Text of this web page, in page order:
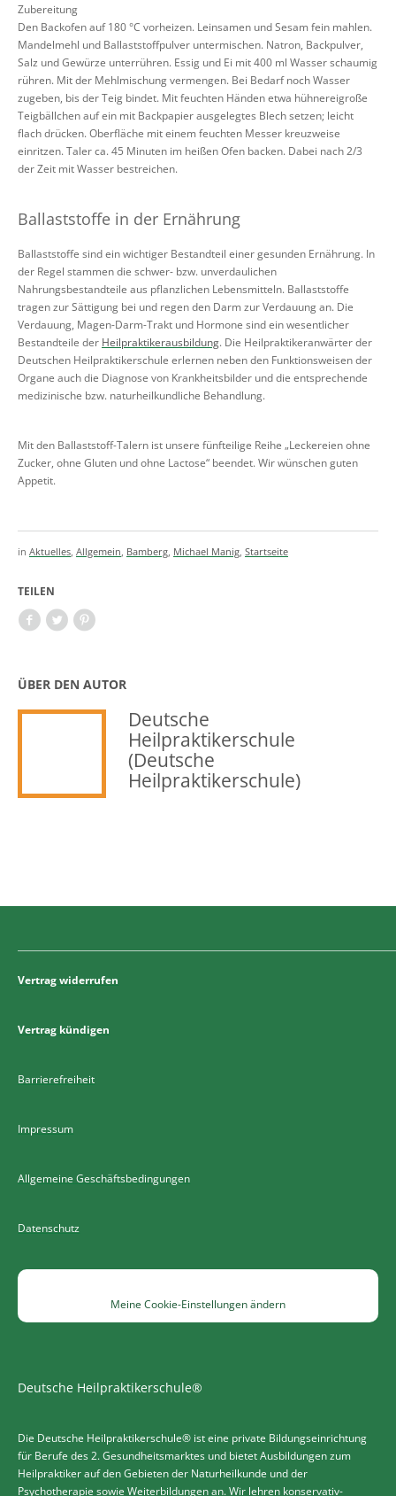
Zubereitung
Den Backofen auf 180 °C vorheizen. Leinsamen und Sesam fein mahlen.
Mandelmehl und Ballaststoffpulver untermischen. Natron, Backpulver,
Salz und Gewürze unterrühren. Essig und Ei mit 400 ml Wasser schaumig
rühren. Mit der Mehlmischung vermengen. Bei Bedarf noch Wasser
zugeben, bis der Teig bindet. Mit feuchten Händen etwa hühnereigroße
Teigbällchen auf ein mit Backpapier ausgelegtes Blech setzen; leicht
flach drücken. Oberfläche mit einem feuchten Messer kreuzweise
einritzen. Taler ca. 45 Minuten im heißen Ofen backen. Dabei nach 2/3
der Zeit mit Wasser bestreichen.
Ballaststoffe in der Ernährung
Ballaststoffe sind ein wichtiger Bestandteil einer gesunden Ernährung. In
der Regel stammen die schwer- bzw. unverdaulichen
Nahrungsbestandteile aus pflanzlichen Lebensmitteln. Ballaststoffe
tragen zur Sättigung bei und regen den Darm zur Verdauung an. Die
Verdauung, Magen-Darm-Trakt und Hormone sind ein wesentlicher
Bestandteile der Heilpraktikerausbildung. Die Heilpraktikeranwärter der
Deutschen Heilpraktikerschule erlernen neben den Funktionsweisen der
Organe auch die Diagnose von Krankheitsbilder und die entsprechende
medizinische bzw. naturheilkundliche Behandlung.
Mit den Ballaststoff-Talern ist unsere fünfteilige Reihe „Leckereien ohne
Zucker, ohne Gluten und ohne Lactose“ beendet. Wir wünschen guten
Appetit.
in Aktuelles Allgemein Bamberg Michael Manig Startseite
TEILEN
ÜBER DEN AUTOR
Deutsche
Heilpraktikerschule
(Deutsche
Heilpraktikerschule)
Vertrag widerrufen
Vertrag kündigen
Barrierefreiheit
Impressum
Allgemeine Geschäftsbedingungen
Datenschutz
Meine Cookie-Einstellungen ändern
Deutsche Heilpraktikerschule®
Die Deutsche Heilpraktikerschule® ist eine private Bildungseinrichtung
für Berufe des 2. Gesundheitsmarktes und bietet Ausbildungen zum
Heilpraktiker auf den Gebieten der Naturheilkunde und der
Psychotherapie sowie Weiterbildungen an. Wir lehren konservativ-